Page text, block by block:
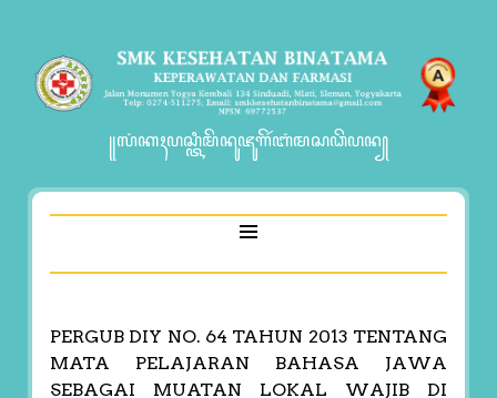
꧋ꦭꦁꦏꦃꦥꦱ꧀ꦠꦶꦩꦼꦤꦸꦗꦸꦒꦼꦂꦧꦁꦩꦱꦣꦼꦥꦤ꧀
PERGUB DIY NO. 64 TAHUN 2013 TENTANG
MATA PELAJARAN BAHASA JAWA
SEBAGAI MUATAN LOKAL WAJIB DI